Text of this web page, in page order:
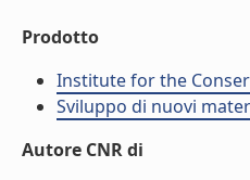
Prodotto
Institute for the
Sviluppo di nuovi
Autore CNR di